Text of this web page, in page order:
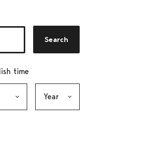
Search
time